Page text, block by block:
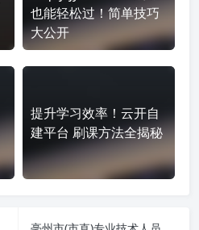
也能轻松过！简单技巧
大公开
提升学习效率！云开自
建平台 刷课方法全揭秘